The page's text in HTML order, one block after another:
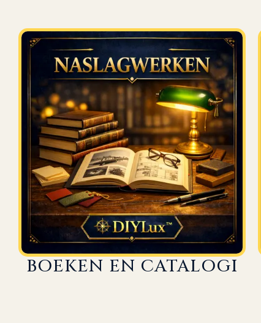
BOEKEN EN CATALOGI